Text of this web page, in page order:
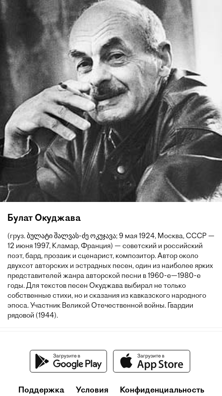
Булат Окуджава
(груз. ბულატი შალვას-ძე ოკუჯავა; 9 мая 1924, Москва, СССР —
12 июня 1997, Кламар, Франция) — советский и российский
поэт, бард, прозаик и сценарист, композитор. Автор около
двухсот авторских и эстрадных песен, один из наиболее ярких
представителей жанра авторской песни в 1960-е—1980-е
годы. Для текстов песен Окуджава выбирал не только
собственные стихи, но и сказания из кавказского народного
эпоса. Участник Великой Отечественной войны. Гвардии
рядовой (1944).
Поддержка Условия Конфиденциальность